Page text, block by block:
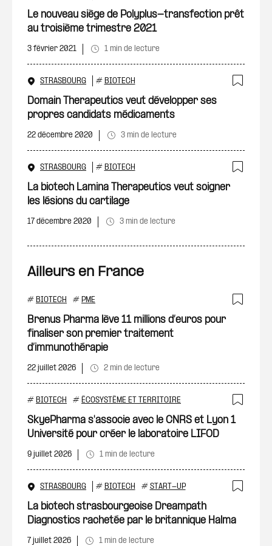
Le nouveau siège de Polyplus-transfection prêt
au troisième trimestre 2021
3 février 2021 1 min de lecture
STRASBOURG # BIOTECH
Domain Therapeutics veut développer ses
propres candidats médicaments
22 décembre 2020 3 min de lecture
STRASBOURG # BIOTECH
La biotech Lamina Therapeutics veut soigner
les lésions du cartilage
17 décembre 2020 3 min de lecture
Ailleurs en France
# BIOTECH # PME
Brenus Pharma lève 11 millions d’euros pour
finaliser son premier traitement
d’immunothérapie
22 juillet 2026 2 min de lecture
# BIOTECH # ÉCOSYSTÈME ET TERRITOIRE
SkyePharma s'associe avec le CNRS et Lyon 1
Université pour créer le laboratoire LIFOD
9 juillet 2026 1 min de lecture
STRASBOURG # BIOTECH # START-UP
La biotech strasbourgeoise Dreampath
Diagnostics rachetée par le britannique Halma
7 juillet 2026 1 min de lecture